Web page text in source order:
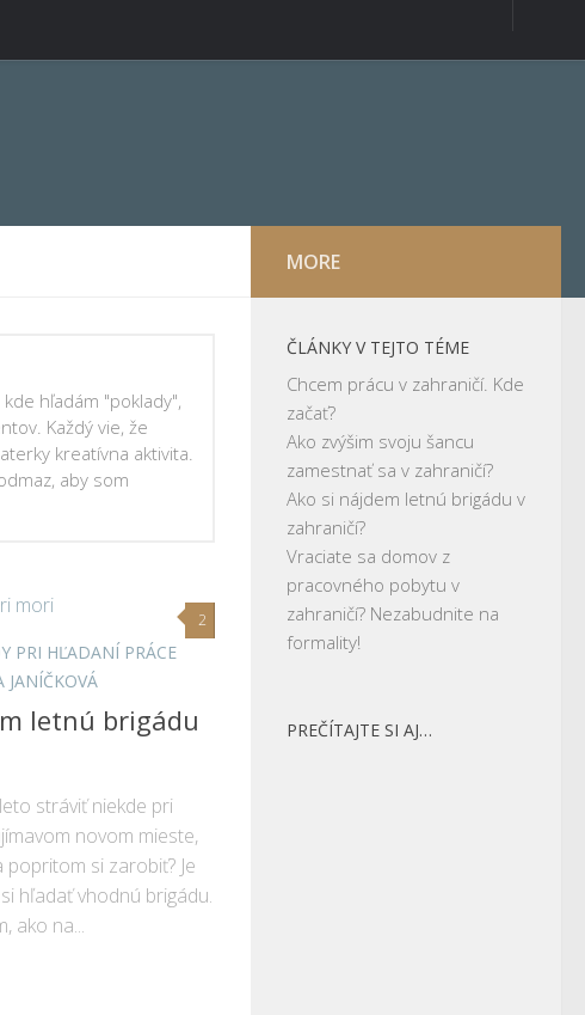
kde hľadám "poklady",
Každý vie, že
kreatívna aktivita.
aby som
2
PRI HĽADANÍ PRÁCE
JANÍČKOVÁ
letnú brigádu
stráviť niekde pri
novom mieste,
si zarobiť? Je
hľadať vhodnú brigádu.
ako na...
MORE
ČLÁNKY V TEJTO TÉME
Chcem prácu v zahraničí. Kde
začať?
Ako zvýšim svoju šancu
zamestnať sa v zahraničí?
Ako si nájdem letnú brigádu v
zahraničí?
Vraciate sa domov z
pracovného pobytu v
zahraničí? Nezabudnite na
formality!
PREČÍTAJTE SI AJ…